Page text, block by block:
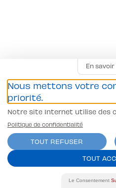
En savoir
Nous mettons votre
priorité.
Notre site Internet utilise des
Politique de confidentialité
TOUT REFUSER
TOUT
Le Consentement